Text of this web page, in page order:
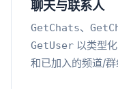
聊天与联系人
GetChats、
GetUser 以类型
和已加入的频道/群